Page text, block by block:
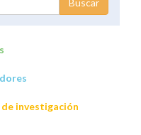
investigación